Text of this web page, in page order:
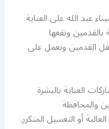
عبد الله على العناية
ونقعها
القدمين ونعمل على
العناية بالبشرة
والمحافظة
أو التغسيل المتكرر.